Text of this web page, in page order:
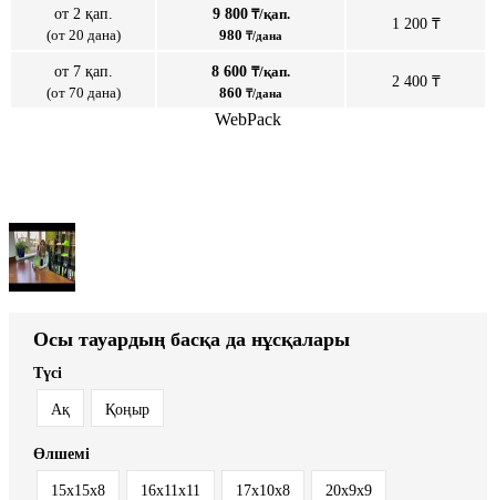
от 2 қап.
(от 20 дана)
9 800₸/қап.
980 ₸/дана
1 200 ₸
от 7 қап.
(от 70 дана)
8 600 ₸/қап.
860 ₸/дана
2 400 ₸
WebPack
Осы тауардың басқа да нұсқалары
Түсі
Ақ Қоңыр
Өлшемі
15х15х8 16x11x11 17х10х8 20x9x9